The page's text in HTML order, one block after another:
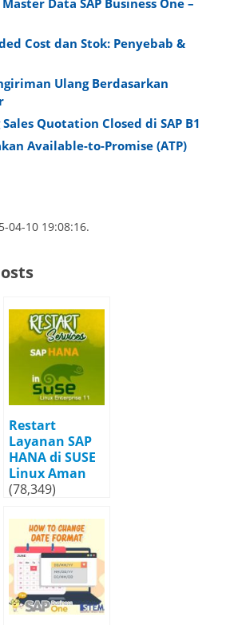
Data SAP Business One –
Cost dan Stok: Penyebab &
Ulang Berdasarkan
Quotation Closed di SAP B1
Available-to-Promise (ATP)
04-10 19:08:16.
Restart
Layanan SAP
HANA di SUSE
Linux Aman
(78,349)